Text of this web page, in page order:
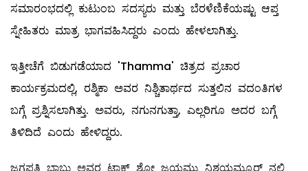
ಸಮಾರಂಭದಲ್ಲಿ ಕುಟುಂಬ ಸದಸ್ಯರು ಮತ್ತು ಬೆರಳೆಣಿಕೆಯಷ್ಟು ಆಪ್ತ
ಸ್ನೇಹಿತರು ಮಾತ್ರ ಭಾಗವಹಿಸಿದ್ದರು ಎಂದು ಹೇಳಲಾಗಿತ್ತು.
ಇತ್ತೀಚೆಗೆ ಬಿಡುಗಡೆಯಾದ 'Thamma' ಚಿತ್ರದ ಪ್ರಚಾರ
ಕಾರ್ಯಕ್ರಮದಲ್ಲಿ, ರಶ್ಮಿಕಾ ಅವರ ನಿಶ್ಚಿತಾರ್ಥದ ಸುತ್ತಲಿನ ವದಂತಿಗಳ
ಬಗ್ಗೆ ಪ್ರಶ್ನಿಸಲಾಗಿತ್ತು. ಅವರು, ನಗುನಗುತ್ತಾ, ಎಲ್ಲರಿಗೂ ಅದರ ಬಗ್ಗೆ
ತಿಳಿದಿದೆ ಎಂದು ಹೇಳಿದ್ದರು.